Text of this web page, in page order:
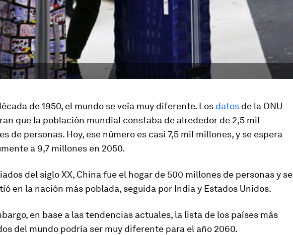
de 1950, el mundo se veía muy diferente. Los datos de la ONU
que la población mundial constaba de alrededor de 2,5 mil
de personas. Hoy, ese número es casi 7,5 mil millones, y se espera
a 9,7 millones en 2050.
del siglo XX, China fue el hogar de 500 millones de personas y se
en la nación más poblada, seguida por India y Estados Unidos.
en base a las tendencias actuales, la lista de los países más
del mundo podría ser muy diferente para el año 2060.